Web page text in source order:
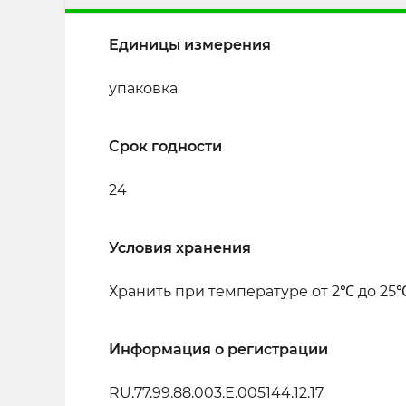
Единицы измерения
упаковка
Срок годности
24
Условия хранения
Хранить при температуре от 2℃ до
Информация о регистрации
RU.77.99.88.003.Е.005144.12.17